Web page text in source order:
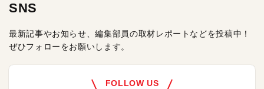
SNS
最新記事やお知らせ、編集部員の取材レポートなどを投稿中！
ぜひフォローをお願いします。
FOLLOW US